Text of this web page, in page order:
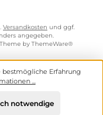
Versandkosten und ggf.
angegeben.
by ThemeWare®
bestmögliche Erfahrung
...
notwendige